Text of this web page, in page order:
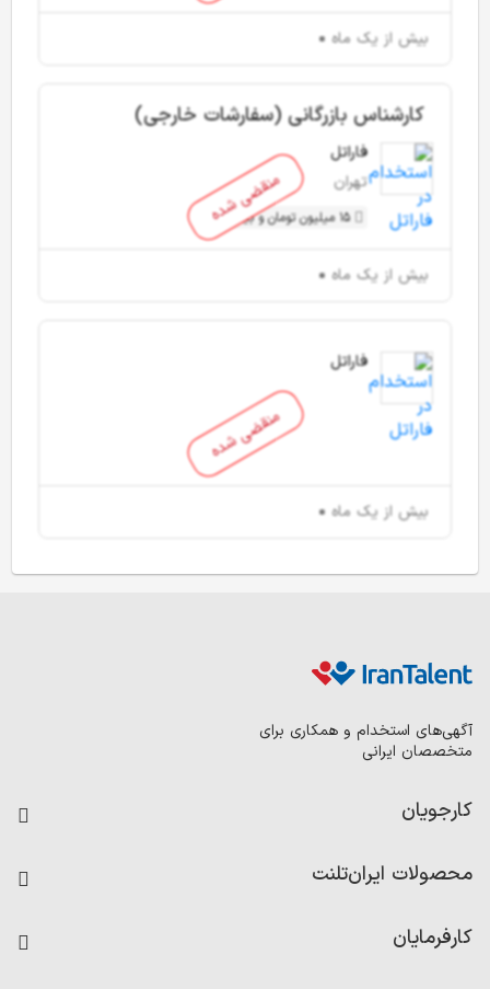
بیش از یک ماه
منقضی شده
کارشناس بازرگانی (سفارشات خارجی)
فاراتل
تهران
15 میلیون تومان و بیشتر
بیش از یک ماه
منقضی شده
فاراتل
بیش از یک ماه
آگهی‌های استخدام و همکاری برای
متخصصان ایرانی
کارجویان
رزومه ساز
امتیاز شرکت‌ها
محصولات ایران‌تلنت
کارفرمایان